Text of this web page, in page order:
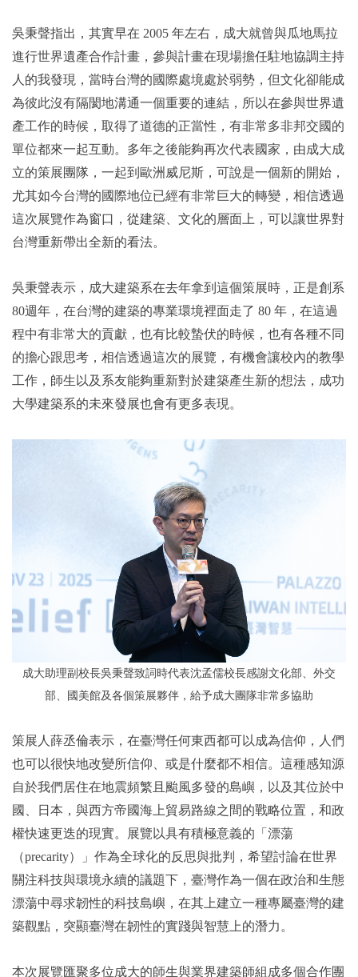
吳秉聲指出，其實早在 2005 年左右，成大就曾與瓜地馬拉
進行世界遺產合作計畫，參與計畫在現場擔任駐地協調主持
人的我發現，當時台灣的國際處境處於弱勢，但文化卻能成
為彼此沒有隔閡地溝通一個重要的連結，所以在參與世界遺
產工作的時候，取得了道德的正當性，有非常多非邦交國的
單位都來一起互動。多年之後能夠再次代表國家，由成大成
立的策展團隊，一起到歐洲威尼斯，可說是一個新的開始，
尤其如今台灣的國際地位已經有非常巨大的轉變，相信透過
這次展覽作為窗口，從建築、文化的層面上，可以讓世界對
台灣重新帶出全新的看法。
吳秉聲表示，成大建築系在去年拿到這個策展時，正是創系
80週年，在台灣的建築的專業環境裡面走了 80 年，在這過
程中有非常大的貢獻，也有比較蟄伏的時候，也有各種不同
的擔心跟思考，相信透過這次的展覽，有機會讓校內的教學
工作，師生以及系友能夠重新對於建築產生新的想法，成功
大學建築系的未來發展也會有更多表現。
成大助理副校長吳秉聲致詞時代表沈孟儒校長感謝文化部、外交
部、國美館及各個策展夥伴，給予成大團隊非常多協助
策展人薛丞倫表示，在臺灣任何東西都可以成為信仰，人們
也可以很快地改變所信仰、或是什麼都不相信。這種感知源
自於我們居住在地震頻繁且颱風多發的島嶼，以及其位於中
國、日本，與西方帝國海上貿易路線之間的戰略位置，和政
權快速更迭的現實。展覽以具有積極意義的「漂蕩
（precarity）」作為全球化的反思與批判，希望討論在世界
關注科技與環境永續的議題下，臺灣作為一個在政治和生態
漂蕩中尋求韌性的科技島嶼，在其上建立一種專屬臺灣的建
築觀點，突顯臺灣在韌性的實踐與智慧上的潛力。
本次展覽匯聚多位成大的師生與業界建築師組成多個合作團